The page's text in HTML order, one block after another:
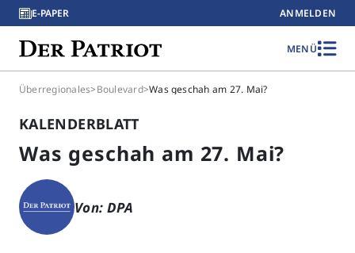
E-PAPER ANMELDEN
MENÜ
Überregionales>Boulevard>Was geschah am 27. Mai?
KALENDERBLATT
Was geschah am 27. Mai?
Von: DPA